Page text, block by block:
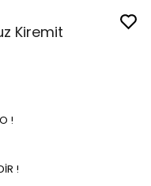
Kiremit
!
!